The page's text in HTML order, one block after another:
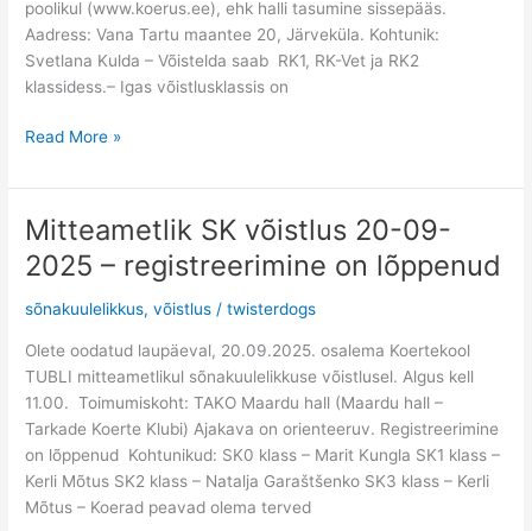
poolikul (www.koerus.ee), ehk halli tasumine sissepääs.
Aadress: Vana Tartu maantee 20, Järveküla. Kohtunik:
Svetlana Kulda – Võistelda saab RK1, RK-Vet ja RK2
klassidess.– Igas võistlusklassis on
Read More »
Mitteametlik SK võistlus 20-09-
2025 – registreerimine on lõppenud
sõnakuulelikkus,võistlus /twisterdogs
Olete oodatud laupäeval, 20.09.2025. osalema Koertekool
TUBLI mitteametlikul sõnakuulelikkuse võistlusel. Algus kell
11.00. Toimumiskoht: TAKO Maardu hall (Maardu hall –
Tarkade Koerte Klubi) Ajakava on orienteeruv. Registreerimine
on lõppenud Kohtunikud: SK0 klass – Marit Kungla SK1 klass –
Kerli Mõtus SK2 klass – Natalja Garaštšenko SK3 klass – Kerli
Mõtus – Koerad peavad olema terved
Mitteametlik
SK
võistlus
20-
2025
–
registreerimine
on
lõppenud